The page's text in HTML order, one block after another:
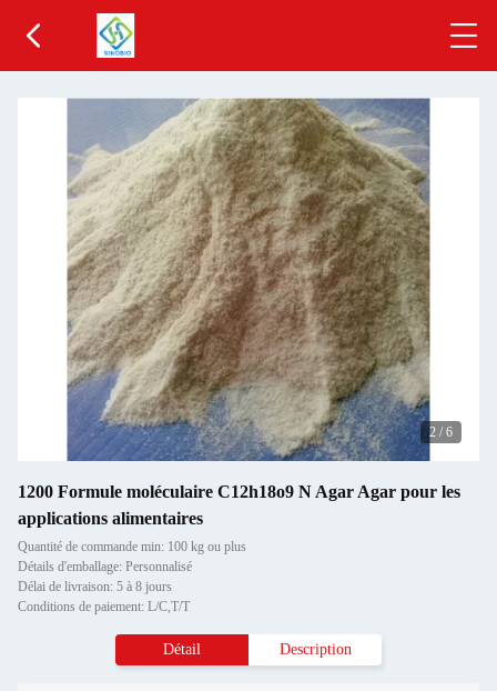
2 / 6
1200 Formule moléculaire C12h18o9 N Agar Agar pour les
applications alimentaires
Quantité de commande min: 100 kg ou plus
Détails d'emballage: Personnalisé
Délai de livraison: 5 à 8 jours
Conditions de paiement: L/C,T/T
Détail Description